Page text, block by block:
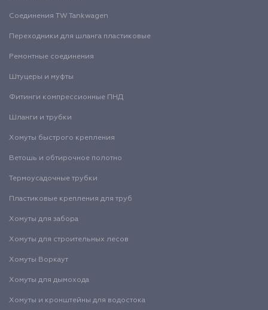
Соединения TW Tankwagen
Переходники для шланга пластиковые
Ремонтные соединения
Штуцеры и муфты
Фитинги компрессионные ПНД
Шланги и трубки
Хомуты быстрого крепления
Ветошь и обтирочное полотно
Термоусадочные трубки
Пластиковые крепления для труб
Хомуты для забора
Хомуты для строительных лесов
Хомуты Воркаут
Хомуты для дымохода
Хомуты и кронштейны для водостока